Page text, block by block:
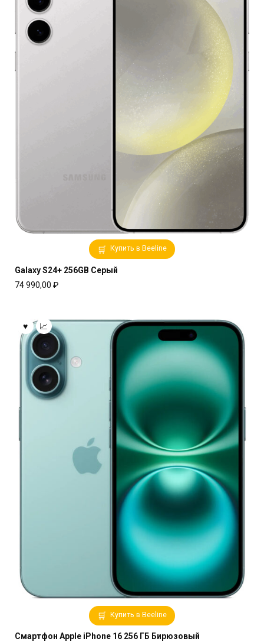
Купить в Beeline
Galaxy S24+ 256GB Серый
74 990,00 ₽
Купить в Beeline
Смартфон Apple iPhone 16 256 ГБ Бирюзовый